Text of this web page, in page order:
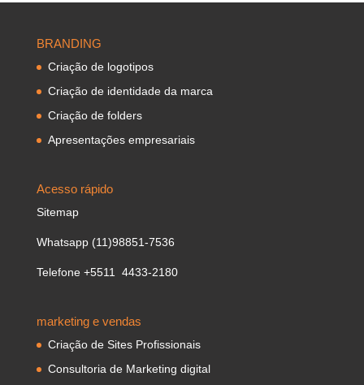
BRANDING
Criação de logotipos
Criação de identidade da marca
Criação de folders
Apresentações empresariais
Acesso rápido
Sitemap
Whatsapp (11)98851-7536
Telefone +5511 4433-2180
marketing e vendas
Criação de Sites Profissionais
Consultoria de Marketing digital